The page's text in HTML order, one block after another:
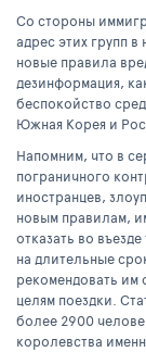
Со стороны
адрес этих групп
новые правила
дезинформация,
беспокойство
Южная Корея и
Напомним, что в
пограничного
иностранцев,
новым правилам,
отказать во
на длительные
рекомендовать
целям поездки.
более 2900
королевства